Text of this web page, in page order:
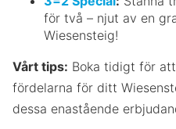
för två – njut av en
Wiesensteig!
Vårt tips: Boka tidigt för
fördelarna för ditt
dessa enastående